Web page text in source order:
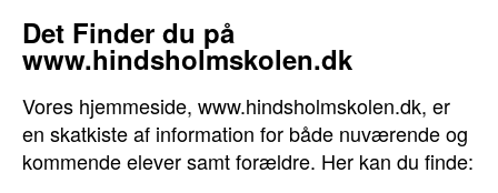
Det Finder du på
www.hindsholmskolen.dk
Vores hjemmeside, www.hindsholmskolen.dk, er
en skatkiste af information for både nuværende og
kommende elever samt forældre. Her kan du finde: